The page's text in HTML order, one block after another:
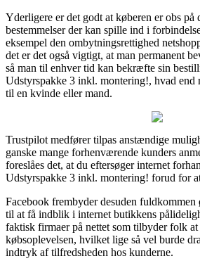
Yderligere er det godt at køberen er obs på
bestemmelser der kan spille ind i
eksempel den ombytningsrettighed
det er det også vigtigt, at man permanent
så man til enhver tid kan bekræfte sin
Udstyrspakke 3 inkl. montering!, hvad end
til en kvinde eller mand.
Trustpilot medfører tilpas anstændige
ganske mange forhenværende kunders
foreslåes det, at du eftersøger internet
Udstyrspakke 3 inkl. montering! forud for
Facebook frembyder desuden
til at få indblik i internet butikkens
faktisk firmaer på nettet som tilbyder folk
købsoplevelsen, hvilket lige så vel burde
indtryk af tilfredsheden hos kunderne.